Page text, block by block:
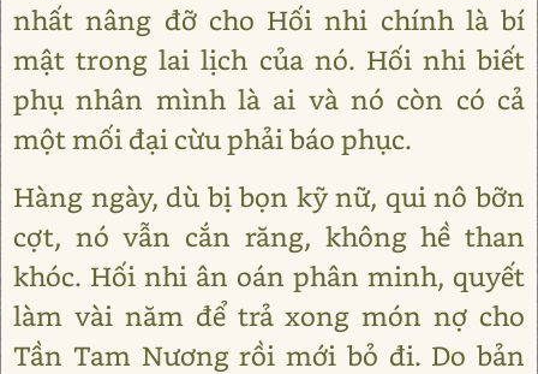
nhất nâng đỡ cho Hối nhi chính là bí
mật trong lai lịch của nó. Hối nhi biết
phụ nhân mình là ai và nó còn có cả
một mối đại cừu phải báo phục.
Hàng ngày, dù bị bọn kỹ nữ, qui nô bỡn
cợt, nó vẫn cắn răng, không hề than
khóc. Hối nhi ân oán phân minh, quyết
làm vài năm để trả xong món nợ cho
Tần Tam Nương rồi mới bỏ đi. Do bản